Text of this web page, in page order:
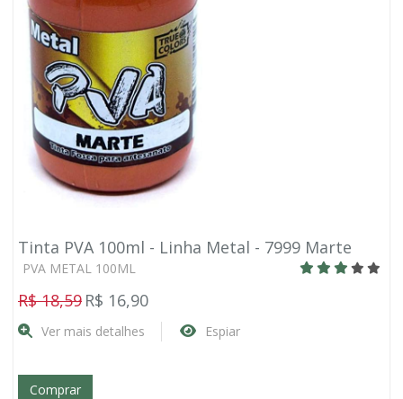
Tinta PVA 100ml - Linha Metal - 7999 Marte
PVA METAL 100ML
R$ 18,59 R$ 16,90
Ver mais detalhes Espiar
Comprar